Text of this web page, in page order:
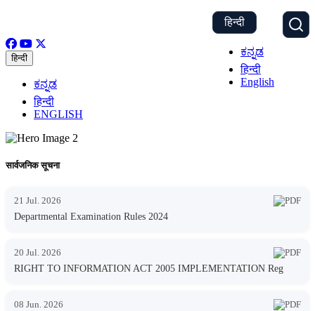
हिन्दी
ಕನ್ನಡ
हिन्दी
English
हिन्दी
ಕನ್ನಡ
हिन्दी
ENGLISH
सार्वजनिक सूचना
21 Jul. 2026
Departmental Examination Rules 2024
20 Jul. 2026
RIGHT TO INFORMATION ACT 2005 IMPLEMENTATION Reg
08 Jun. 2026